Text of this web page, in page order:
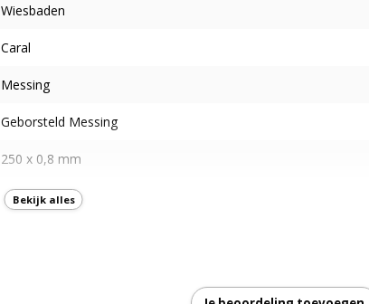
Wiesbaden
Caral
Messing
Geborsteld Messing
250 x 0,8 mm
Geen
Bekijk alles